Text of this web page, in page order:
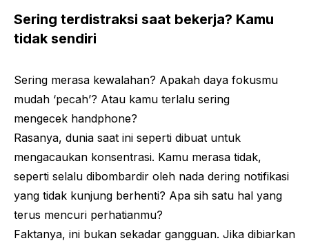
Sering terdistraksi saat bekerja? Kamu
tidak sendiri
Sering merasa kewalahan? Apakah daya fokusmu
mudah ‘pecah’? Atau kamu terlalu sering
mengecek handphone?
Rasanya, dunia saat ini seperti dibuat untuk
mengacaukan konsentrasi. Kamu merasa tidak,
seperti selalu dibombardir oleh nada dering notifikasi
yang tidak kunjung berhenti? Apa sih satu hal yang
terus mencuri perhatianmu?
Faktanya, ini bukan sekadar gangguan. Jika dibiarkan